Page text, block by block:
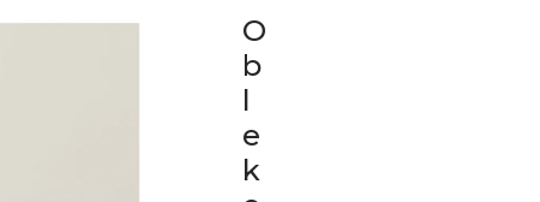
O
b
l
e
k